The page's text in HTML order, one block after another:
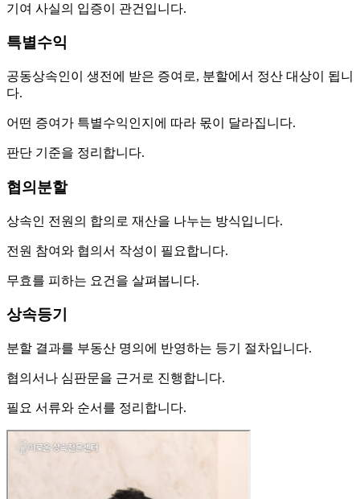
기여 사실의 입증이 관건입니다.
특별수익
공동상속인이 생전에 받은 증여로, 분할에서 정산 대상이 됩니
다.
어떤 증여가 특별수익인지에 따라 몫이 달라집니다.
판단 기준을 정리합니다.
협의분할
상속인 전원의 합의로 재산을 나누는 방식입니다.
전원 참여와 협의서 작성이 필요합니다.
무효를 피하는 요건을 살펴봅니다.
상속등기
분할 결과를 부동산 명의에 반영하는 등기 절차입니다.
협의서나 심판문을 근거로 진행합니다.
필요 서류와 순서를 정리합니다.